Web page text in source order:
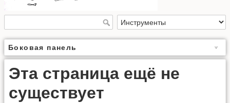
Боковая панель
Эта страница ещё не
существует